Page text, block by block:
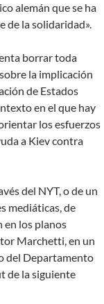
alemán que se ha
de la solidaridad».
borrar toda
la implicación
de Estados
en el que hay
los esfuerzos
a Kiev contra
del NYT, o de un
mediáticas, de
en los planos
Marchetti, en un
del Departamento
de la siguiente